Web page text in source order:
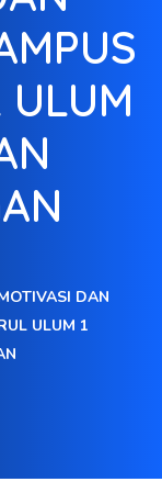
DAN
ULUM 1